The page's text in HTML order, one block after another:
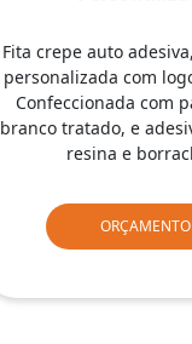
Fita crepe auto
personalizada com
Confeccionada com
branco tratado, e
resina e
ORÇAMENTO